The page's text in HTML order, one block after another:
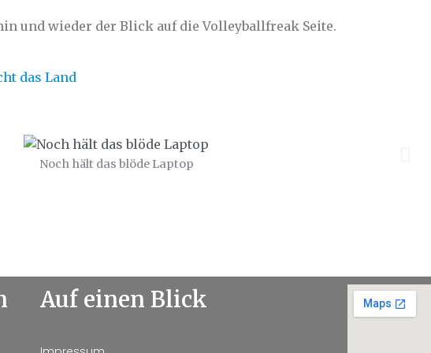
und wieder der Blick auf die Volleyballfreak Seite.
das Land
Noch hält das blöde Laptop
Auf einen Blick